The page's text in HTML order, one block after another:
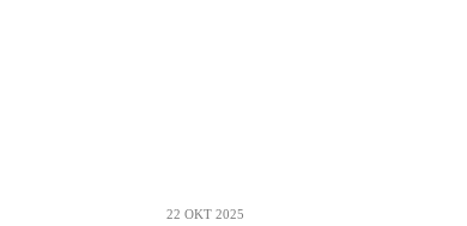
22 OKT 2025